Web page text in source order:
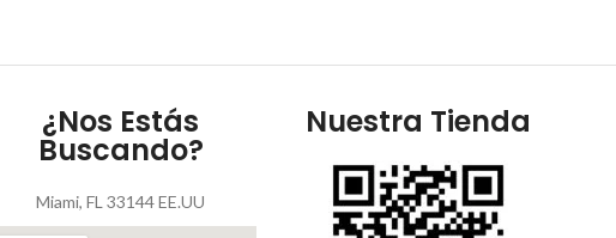
¿Nos Estás
Buscando?
Miami, FL 33144 EE.UU
Nuestra Tienda